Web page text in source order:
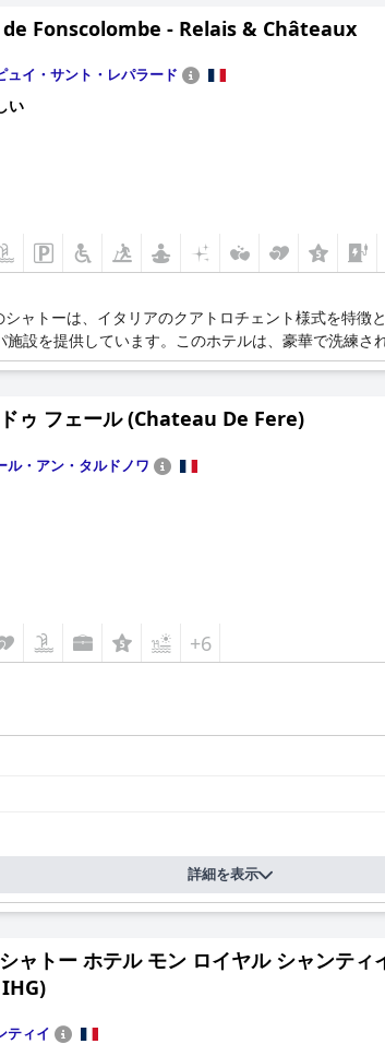
Fonscolombe - Relais & Châteaux
ュイ・サント・レパラード
い
ャトーは、イタリアのクアトロチェント様式を特
設を提供しています。このホテルは、豪華で洗練さ
ゥ フェール (Chateau De Fere)
ル・アン・タルドノワ
+6
詳細を表示
ャトー ホテル モン ロイヤル シャン
ティイ